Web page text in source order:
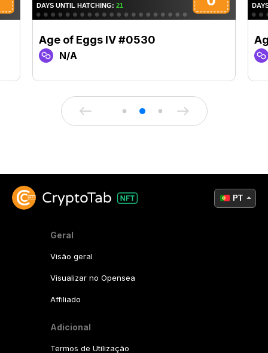
Age of Eggs IV #0530
N/A
Geral
Visão geral
Visualizar no Opensea
Affiliado
Adicional
Termos de Utilização
PT